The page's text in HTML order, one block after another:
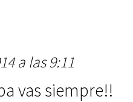
a las 9:11
vas siempre!!